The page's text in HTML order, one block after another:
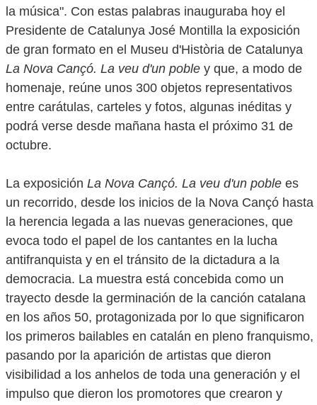
la música". Con estas palabras inauguraba hoy el
Presidente de Catalunya José Montilla la exposición
de gran formato en el Museu d'Història de Catalunya
La Nova Cançó. La veu d'un poble y que, a modo de
homenaje, reúne unos 300 objetos representativos
entre carátulas, carteles y fotos, algunas inéditas y
podrá verse desde mañana hasta el próximo 31 de
octubre.
La exposición La Nova Cançó. La veu d'un poble es
un recorrido, desde los inicios de la Nova Cançó hasta
la herencia legada a las nuevas generaciones, que
evoca todo el papel de los cantantes en la lucha
antifranquista y en el tránsito de la dictadura a la
democracia. La muestra está concebida como un
trayecto desde la germinación de la canción catalana
en los años 50, protagonizada por lo que significaron
los primeros bailables en catalán en pleno franquismo,
pasando por la aparición de artistas que dieron
visibilidad a los anhelos de toda una generación y el
impulso que dieron los promotores que crearon y